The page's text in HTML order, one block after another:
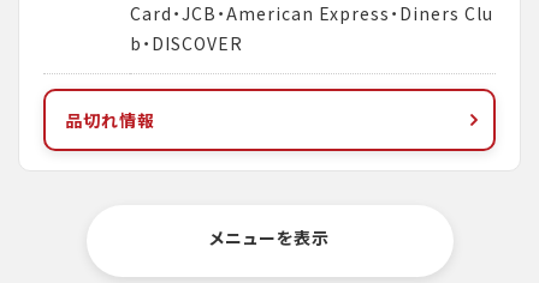
Card・JCB・American Express・Diners Clu
b・DISCOVER
品切れ情報
メニューを表示